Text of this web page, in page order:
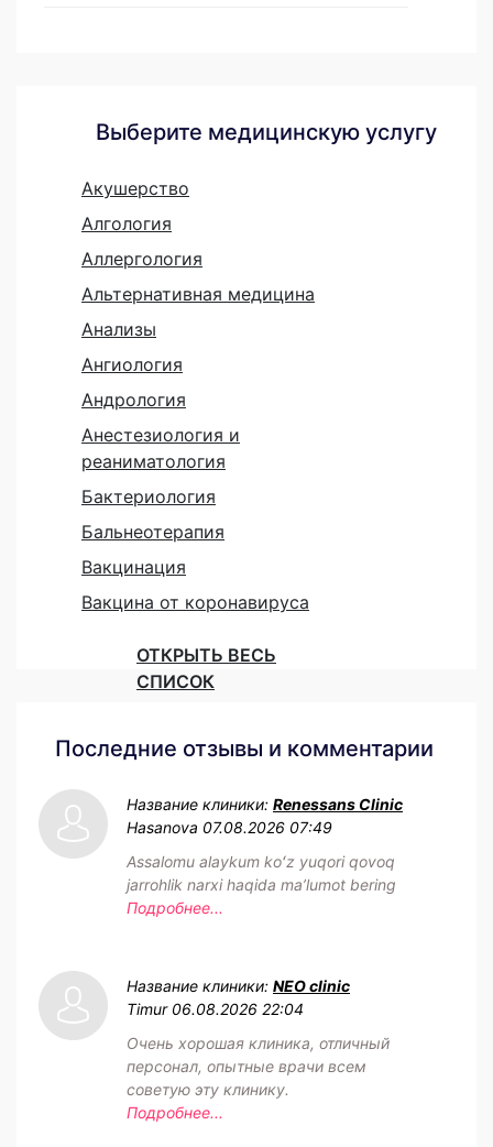
Выберите медицинскую услугу
Акушерство
Алгология
Аллергология
Альтернативная медицина
Анализы
Ангиология
Андрология
Анестезиология и
реаниматология
Бактериология
Бальнеотерапия
Вакцинация
Вакцина от коронавируса
ОТКРЫТЬ ВЕСЬ
СПИСОК
Последние отзывы и комментарии
Название клиники: Renessans Clinic
Hasanova 07.08.2026 07:49
Assalomu alaykum koʻz yuqori qovoq
jarrohlik narxi haqida maʼlumot bering
Подробнее...
Название клиники: NEO clinic
Timur 06.08.2026 22:04
Очень хорошая клиника, отличный
персонал, опытные врачи всем
советую эту клинику.
Подробнее...